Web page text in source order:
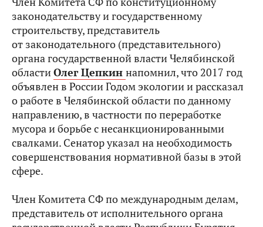
законодательству и государственному
строительству, представитель
от законодательного (представительного)
органа государственной власти Челябинской
областиОлег Цепкин напомнил, что 2017 год
объявлен в России Годом экологии и рассказал
о работе в Челябинской области по данному
направлению, в частности по переработке
мусора и борьбе с несанкционированными
свалками. Сенатор указал на необходимость
совершенствования нормативной базы в этой
сфере.
Член Комитета СФ по международным делам,
представитель от исполнительного органа